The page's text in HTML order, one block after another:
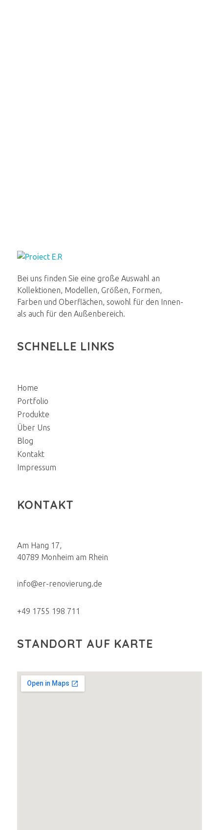
Bei uns finden Sie eine große Auswahl an
Kollektionen, Modellen, Größen, Formen,
Farben und Oberflächen, sowohl für den Innen-
als auch für den Außenbereich.
SCHNELLE LINKS
Home
Portfolio
Produkte
Über Uns
Blog
Kontakt
Impressum
KONTAKT
Am Hang 17,
40789 Monheim am Rhein
info@er-renovierung.de
+49 1755 198 711
STANDORT AUF KARTE